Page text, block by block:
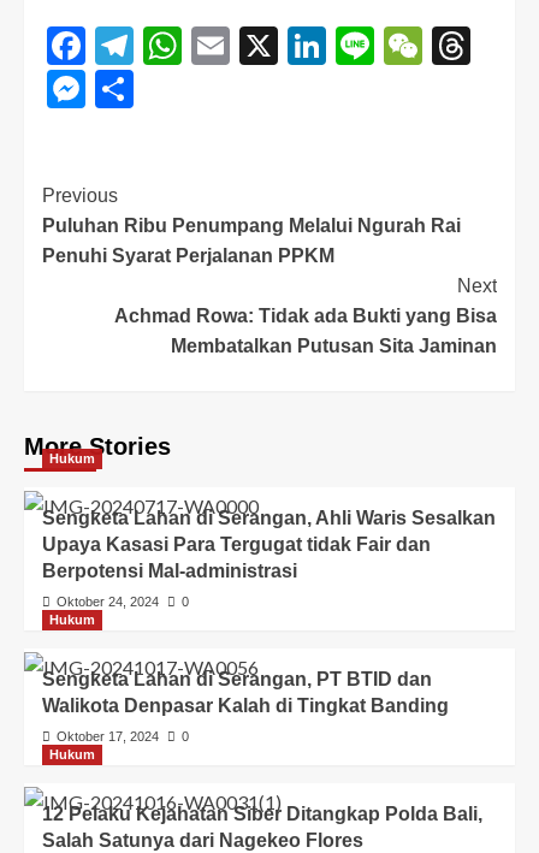
Facebook
Telegram
WhatsApp
Email
X LinkedIn
Line
Messenger
Previous
Puluhan Ribu Penumpang Melalui Ngurah Rai
Penuhi Syarat Perjalanan PPKM
Next
Achmad Rowa: Tidak ada Bukti yang Bisa
Membatalkan Putusan Sita Jaminan
More Stories
Hukum
Sengketa Lahan di Serangan, Ahli Waris Sesalkan
Upaya Kasasi Para Tergugat tidak Fair dan
Berpotensi Mal-administrasi
Oktober 24, 2024
0
Hukum
Sengketa Lahan di Serangan, PT BTID dan
Walikota Denpasar Kalah di Tingkat Banding
Oktober 17, 2024
0
Hukum
12 Pelaku Kejahatan Siber Ditangkap Polda Bali,
Salah Satunya dari Nagekeo Flores